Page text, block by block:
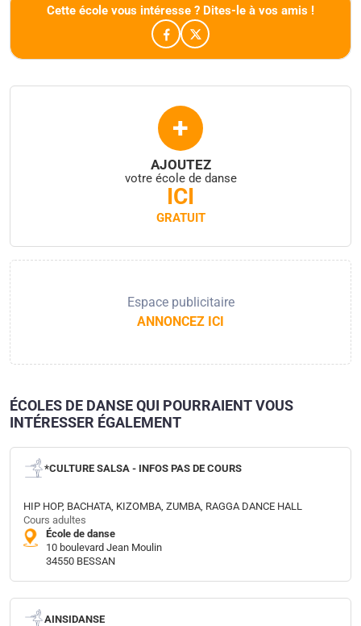
Cette école vous intéresse ? Dites-le à vos amis !
+
AJOUTEZ
votre école de danse
ICI
GRATUIT
Espace publicitaire
ANNONCEZ ICI
ÉCOLES DE DANSE QUI POURRAIENT VOUS
INTÉRESSER ÉGALEMENT
*CULTURE SALSA - INFOS PAS DE COURS
HIP HOP, BACHATA, KIZOMBA, ZUMBA, RAGGA DANCE HALL
Cours adultes
École de danse
10 boulevard Jean Moulin
34550 BESSAN
AINSIDANSE